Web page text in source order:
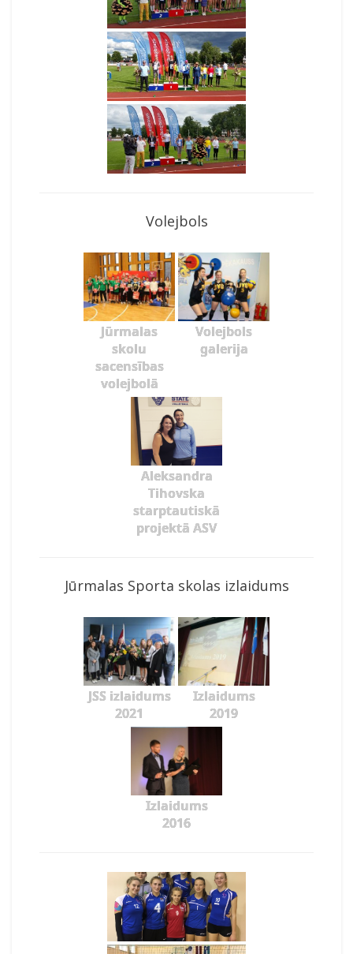
Volejbols
Jūrmalas
skolu
sacensības
volejbolā
Volejbols
galerija
Aleksandra
Tihovska
starptautiskā
projektā ASV
Jūrmalas Sporta skolas izlaidums
JSS izlaidums
2021
Izlaidums
2019
Izlaidums
2016